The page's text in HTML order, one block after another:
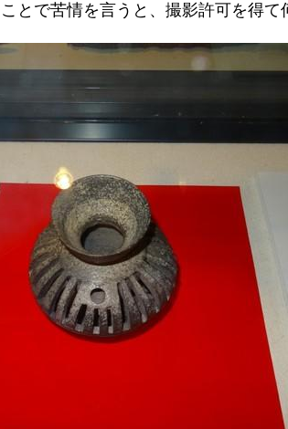
とで苦情を言うと、撮影許可を得